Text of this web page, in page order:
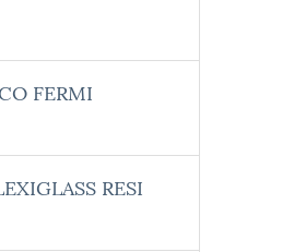
FERMI
RESI